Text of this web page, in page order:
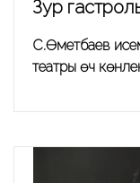
Зур
С.Өметбаев
театры өч